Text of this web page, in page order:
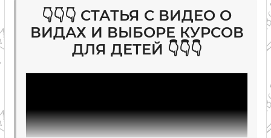
👇👇👇 СТАТЬЯ С ВИДЕО О
ВИДАХ И ВЫБОРЕ КУРСОВ
ДЛЯ ДЕТЕЙ 👇👇👇